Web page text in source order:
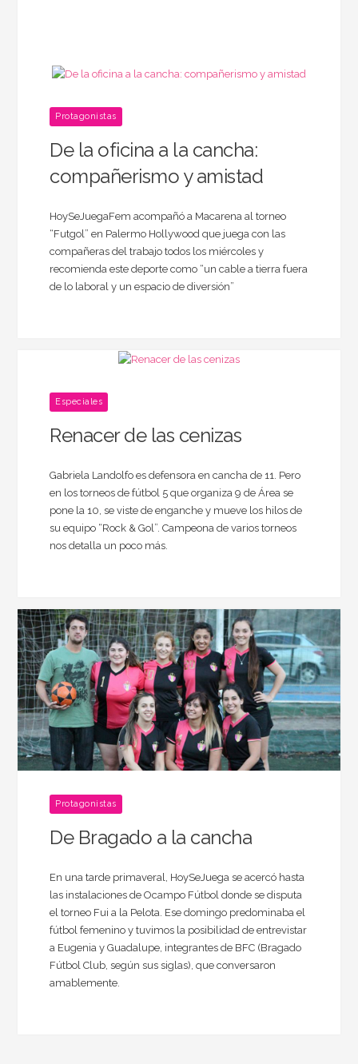
Protagonistas
De la oficina a la cancha:
compañerismo y amistad
HoySeJuegaFem acompañó a Macarena al torneo
“Futgol” en Palermo Hollywood que juega con las
compañeras del trabajo todos los miércoles y
recomienda este deporte como “un cable a tierra fuera
de lo laboral y un espacio de diversión”
Especiales
Renacer de las cenizas
Gabriela Landolfo es defensora en cancha de 11. Pero
en los torneos de fútbol 5 que organiza 9 de Área se
pone la 10, se viste de enganche y mueve los hilos de
su equipo “Rock & Gol”. Campeona de varios torneos
nos detalla un poco más.
Protagonistas
De Bragado a la cancha
En una tarde primaveral, HoySeJuega se acercó hasta
las instalaciones de Ocampo Fútbol donde se disputa
el torneo Fui a la Pelota. Ese domingo predominaba el
fútbol femenino y tuvimos la posibilidad de entrevistar
a Eugenia y Guadalupe, integrantes de BFC (Bragado
Fútbol Club, según sus siglas), que conversaron
amablemente.